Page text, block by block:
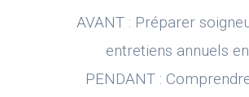
AVANT : Préparer
entretiens annuels
PENDANT :